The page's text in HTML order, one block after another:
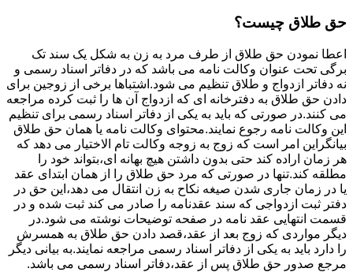
حق طلاق چیست؟
اعطا نمودن حق طلاق از طرف مرد به زن به شکل یک سند تک
برگی تحت عنوان وکالت نامه می باشد که در دفاتر اسناد رسمی و
نه دفاتر ازدواج و طلاق تنظیم می شود.اشتباها برخی از زوجین برای
دادن حق طلاق به دفترخانه ای که ازدواج آن ها را ثبت کرده مراجعه
می کنند.در صورتی که باید به یکی از دفاتر اسناد رسمی برای تنظیم
این وکالت نامه رجوع نمایند.محتوای وکالت نامه یا همان حق طلاق
بیانگراین امر است که زوج به زوجه وکالت تام الاختیار می دهد که
هر زمان اراده کند حتی بدون داشتن هیچ بهانه ای،بتواند خود را
مطلقه کند.تنها در صورتی که مرد حق طلاق را از همان ابتدای عقد
یا در زمان جاری شدن صیغه نکاح به زن انتقال می دهد،این حق در
دفتر ثبت ازدواجی که سند عقدنامه را صادر می کند ثبت شده و در
قسمت انتهایی عقد نامه در صفحه توضیحات نوشته می شود.در
دیگر مواردی که زوج بعد از عقد،قصد دادن حق طلاق به همسرش
را دارد باید به یکی از دفاتر اسناد رسمی مراجعه نمایند.به بیانی دیگر
مرجع صدور حق طلاق پس از عقد،دفاتر اسناد رسمی می باشد.